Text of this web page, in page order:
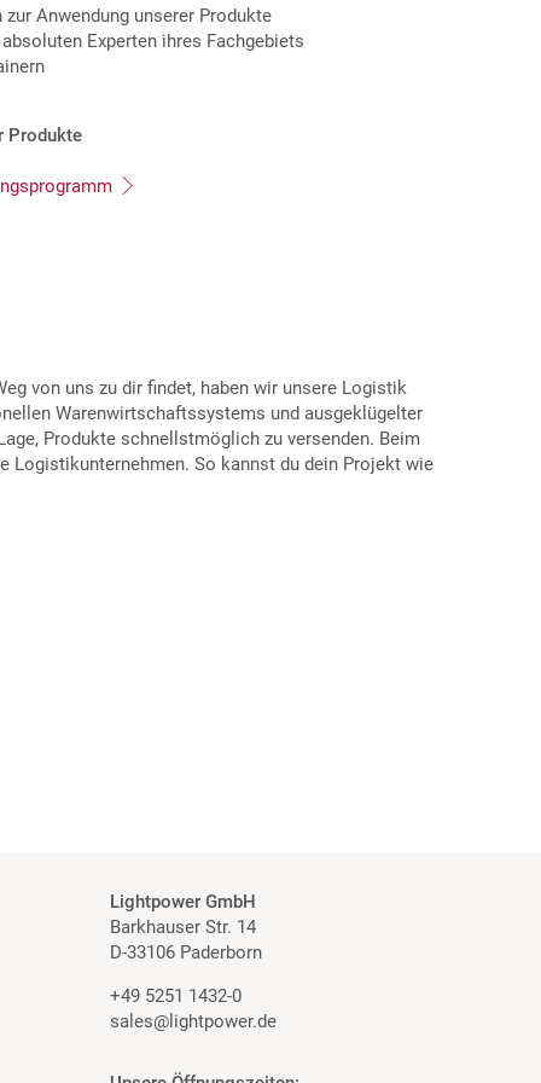
Anwendung unserer Produkte
Experten ihres Fachgebiets
Produkte
von uns zu dir findet, haben wir unsere Logistik
Warenwirtschaftssystems und ausgeklügelter
Produkte schnellstmöglich zu versenden. Beim
Logistikunternehmen. So kannst du dein Projekt wie
Lightpower GmbH
Barkhauser Str. 14
D-33106 Paderborn
+49 5251 1432-0
sales@lightpower.de